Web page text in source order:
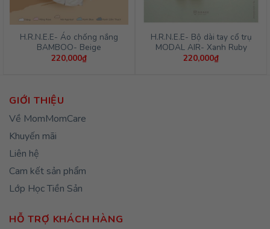
H.R.N.E.E- Áo chống nắng
BAMBOO- Beige
220,000₫
H.R.N.E.E- Bộ dài tay cổ trụ
MODAL AIR- Xanh Ruby
220,000₫
GIỚI THIỆU
Về MomMomCare
Khuyến mãi
Liên hệ
Cam kết sản phẩm
Lớp Học Tiền Sản
HỖ TRỢ KHÁCH HÀNG